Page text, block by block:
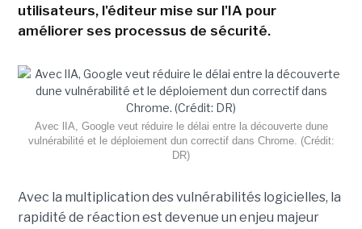
utilisateurs, l'éditeur mise sur l'IA pour
améliorer ses processus de sécurité.
Avec lIA, Google veut réduire le délai entre la découverte dune
vulnérabilité et le déploiement dun correctif dans Chrome. (Crédit:
DR)
Avec la multiplication des vulnérabilités logicielles, la
rapidité de réaction est devenue un enjeu majeur